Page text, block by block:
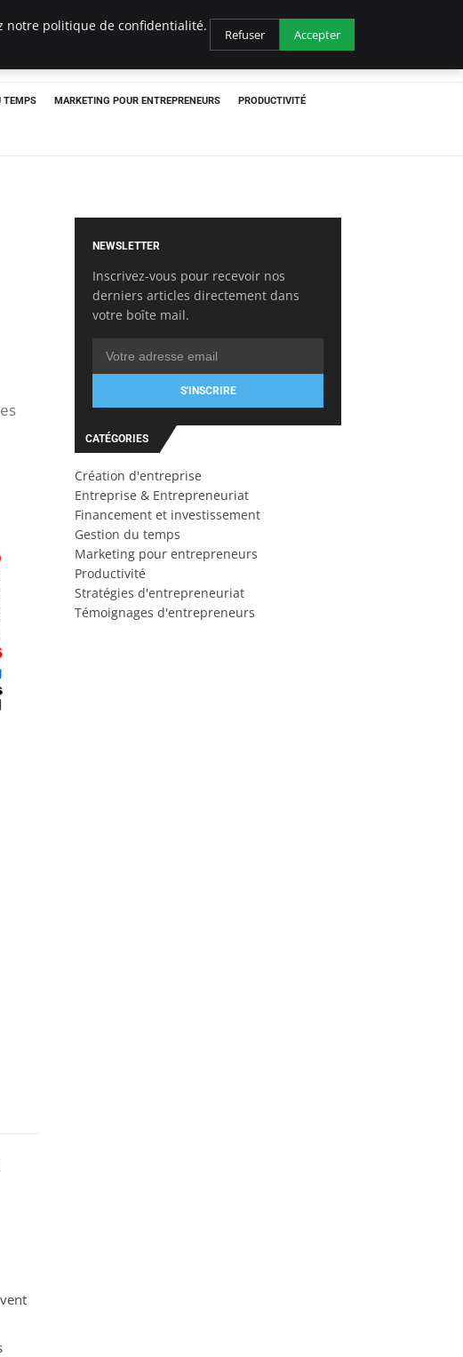
TEMPS MARKETING POUR ENTREPRENEURS PRODUCTIVITÉ
NEWSLETTER
Inscrivez-vous pour recevoir nos
derniers articles directement dans
votre boîte mail.
S'INSCRIRE
CATÉGORIES
Création d'entreprise
Entreprise & Entrepreneuriat
Financement et investissement
Gestion du temps
Marketing pour entrepreneurs
Productivité
Stratégies d'entrepreneuriat
Témoignages d'entrepreneurs
notre politique de confidentialité.
Refuser Accepter